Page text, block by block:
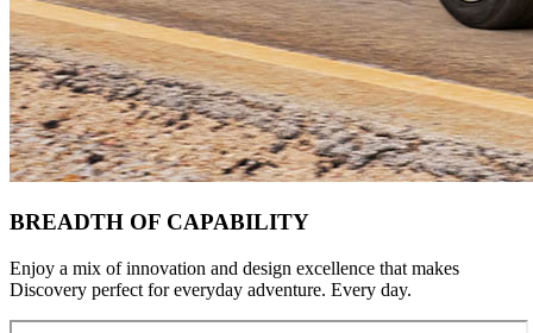
BREADTH OF CAPABILITY
Enjoy a mix of innovation and design excellence that makes
Discovery perfect for everyday adventure. Every day.